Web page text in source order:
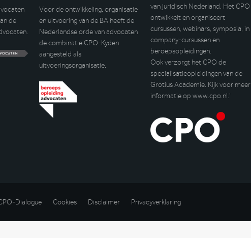
de
Voor de ontwikkeling, organisatie
en uitvoering van de BA heeft de
Nederlandse orde van advocaten
de combinatie CPO-Kyden
aangesteld als
uitvoeringsorganisatie.
van juridisch Nederland. Het CPO
ontwikkelt en organiseert
cursussen, webinars, symposia, in
company-cursussen en
beroepsopleidingen.
Ook verzorgt het CPO de
specialisatieopleidingen van de
Grotius Academie. Kijk voor meer
informatie op www.cpo.nl.’
Dialogue Cookies Disclaimer Privacyverklaring